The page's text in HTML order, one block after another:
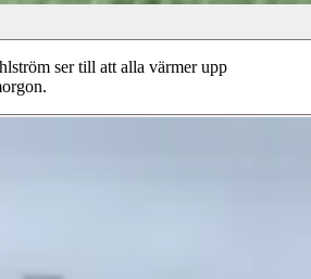
ser till att alla värmer upp